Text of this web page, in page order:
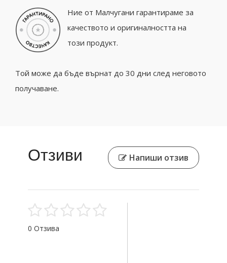
Ние от Малчугани гарантираме за
качеството и оригиналността на
този продукт.
Той може да бъде върнат до 30 дни след неговото
получаване.
Отзиви Напиши отзив
0 Отзива